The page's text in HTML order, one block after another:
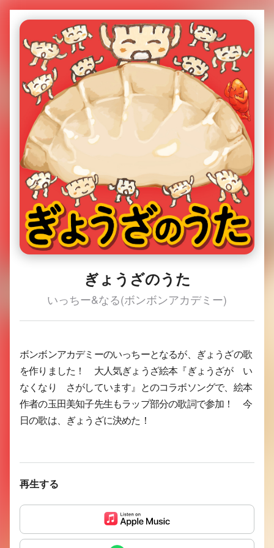
ぎょうざのうた
いっちー&なる(ボンボンアカデミー)
ボンボンアカデミーのいっちーとなるが、ぎょうざの歌
を作りました！ 大人気ぎょうざ絵本『ぎょうざが い
なくなり さがしています』とのコラボソングで、絵本
作者の玉田美知子先生もラップ部分の歌詞で参加！ 今
日の歌は、ぎょうざに決めた！
再生する